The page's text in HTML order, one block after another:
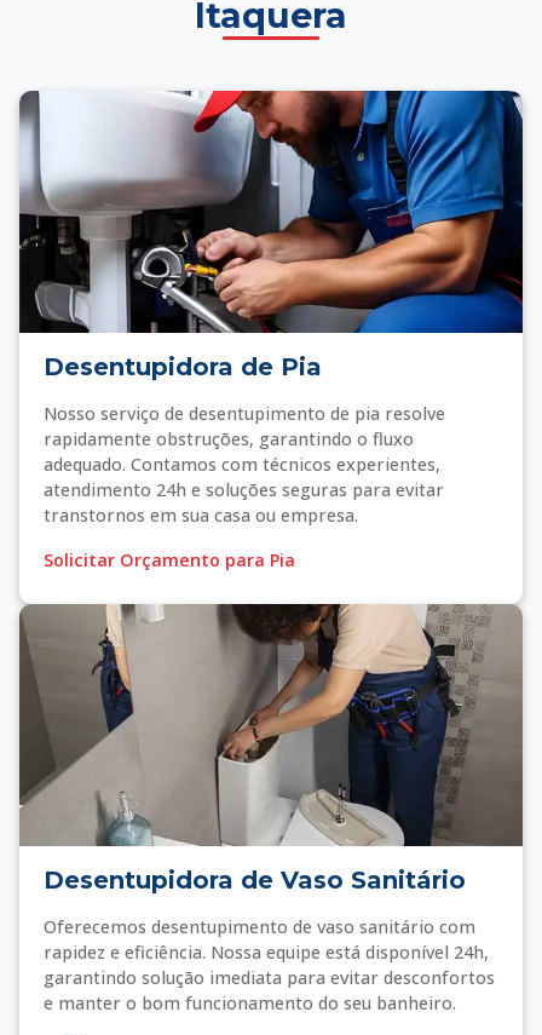
Itaquera
Desentupidora de Pia
Nosso serviço de desentupimento de pia resolve
rapidamente obstruções, garantindo o fluxo
adequado. Contamos com técnicos experientes,
atendimento 24h e soluções seguras para evitar
transtornos em sua casa ou empresa.
Solicitar Orçamento para Pia
Desentupidora de Vaso Sanitário
Oferecemos desentupimento de vaso sanitário com
rapidez e eficiência. Nossa equipe está disponível 24h,
garantindo solução imediata para evitar desconfortos
e manter o bom funcionamento do seu banheiro.